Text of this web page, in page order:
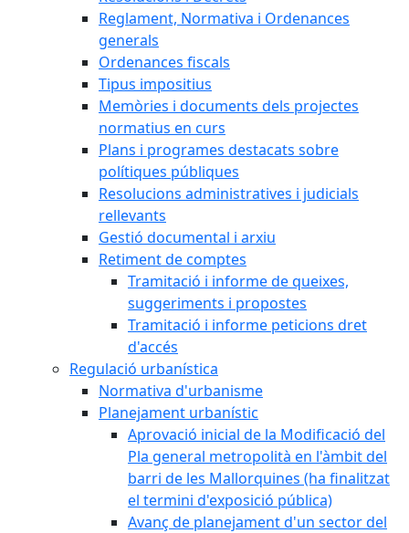
Reglament, Normativa i Ordenances
generals
Ordenances fiscals
Tipus impositius
Memòries i documents dels projectes
normatius en curs
Plans i programes destacats sobre
polítiques públiques
Resolucions administratives i judicials
rellevants
Gestió documental i arxiu
Retiment de comptes
Tramitació i informe de queixes,
suggeriments i propostes
Tramitació i informe peticions dret
d'accés
Regulació urbanística
Normativa d'urbanisme
Planejament urbanístic
Aprovació inicial de la Modificació del
Pla general metropolità en l'àmbit del
barri de les Mallorquines (ha finalitzat
el termini d'exposició pública)
Avanç de planejament d'un sector del